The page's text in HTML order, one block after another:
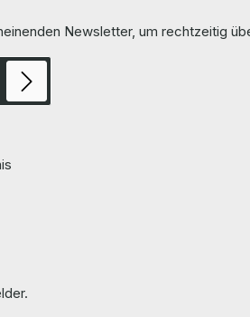
found on the pages of the
Newsletter, um rechtzeitig